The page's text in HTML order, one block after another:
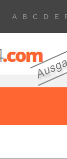
A B C D E